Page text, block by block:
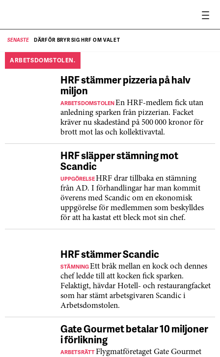
SENASTE DÄRFÖR BRYR SIG HRF OM VALET
ARBETSDOMSTOLEN.
HRF stämmer pizzeria på halv
miljon
ARBETSDOMSTOLENEn HRF-medlem fick utan
anledning sparken från pizzerian. Facket
kräver nu skadestånd på 500 000 kronor för
brott mot las och kollektivavtal.
HRF släpper stämning mot
Scandic
UPPGÖRELSEHRF drar tillbaka en stämning
från AD. I förhandlingar har man kommit
överens med Scandic om en ekonomisk
uppgörelse för medlemmen som beskylldes
för att ha kastat ett bleck mot sin chef.
HRF stämmer Scandic
STÄMNINGEtt bråk mellan en kock och dennes
chef ledde till att kocken fick sparken.
Felaktigt, hävdar Hotell- och restaurangfacket
som har stämt arbetsgivaren Scandic i
Arbetsdomstolen.
Gate Gourmet betalar 10 miljoner
i förlikning
ARBETSRÄTTFlygmatföretaget Gate Gourmet